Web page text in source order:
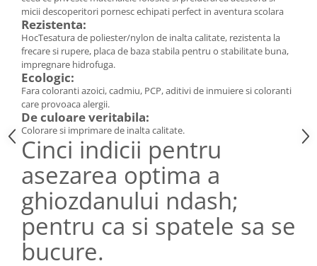
micii descoperitori pornesc echipati perfect in aventura scolara
Rezistenta:
HocTesatura de poliester/nylon de inalta calitate, rezistenta la
frecare si rupere, placa de baza stabila pentru o stabilitate buna,
impregnare hidrofuga.
Ecologic:
Fara coloranti azoici, cadmiu, PCP, aditivi de inmuiere si coloranti
care provoaca alergii.
De culoare veritabila:
Colorare si imprimare de inalta calitate.
Cinci indicii pentru
asezarea optima a
ghiozdanului ndash;
pentru ca si spatele sa se
bucure.